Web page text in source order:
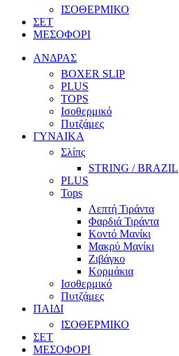
ΙΣΟΘΕΡΜΙΚΟ
ΣΕΤ
ΜΕΣΟΦΟΡΙ
ΑΝΔΡΑΣ
BOXER SLIP
PLUS
TOPS
Ισοθερμικό
Πυτζάμες
ΓΥΝΑΙΚΑ
Σλίπς
STRING / BRAZIL
PLUS
Tops
Λεπτή Τιράντα
Φαρδιά Τιράντα
Κοντό Μανίκι
Μακρύ Μανίκι
Ζιβάγκο
Κορμάκια
Ισοθερμικό
Πυτζάμες
ΠΑΙΔΙ
ΙΣΟΘΕΡΜΙΚΟ
ΣΕΤ
ΜΕΣΟΦΟΡΙ